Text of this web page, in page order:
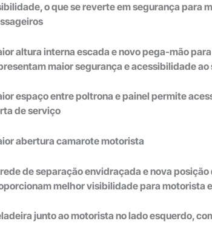
o que se reverte em segurança para
altura interna escada e novo pega-mão
maior segurança e acessibilidade ao
espaço entre poltrona e painel permite
de serviço
abertura camarote motorista
de separação envidraçada e nova posição
melhor visibilidade para motorista
junto ao motorista no lado esquerdo,